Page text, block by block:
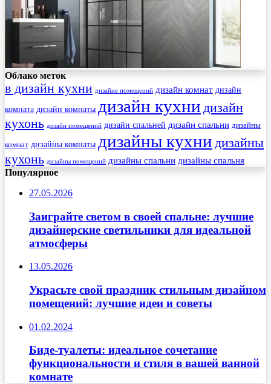
Облако меток
в дизайн кухни дизайне помещений дизайн комнат дизайн
комната дизайн комнаты дизайн кухни дизайн
кухонь дизайн помещений дизайн спальней дизайн спальни дизайны
комнат дизайны комнаты дизайны кухни дизайны
кухонь дизайны помещений дизайны спальни дизайны спальня
Популярное
27.05.2026
Заиграйте светом в своей спальне: лучшие
дизайнерские светильники для идеальной
атмосферы
13.05.2026
Украсьте свой праздник стильным дизайном
помещений: лучшие идеи и советы
01.02.2024
Биде-туалеты: идеальное сочетание
функциональности и стиля в вашей ванной
комнате